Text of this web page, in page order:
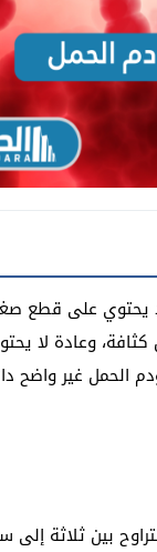
يحتوي على قطع
كثافة، وعادة لا
الحمل غير واضح
بين ثلاثة إلى